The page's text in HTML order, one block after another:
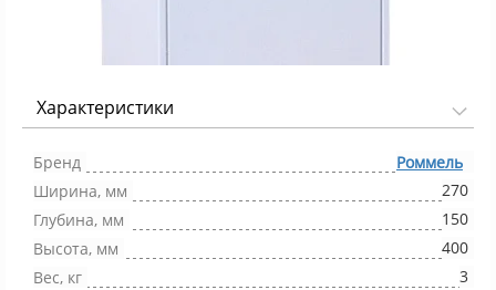
Характеристики
Бренд
Роммель
Ширина, мм
270
Глубина, мм
150
Высота, мм
400
Вес, кг
3